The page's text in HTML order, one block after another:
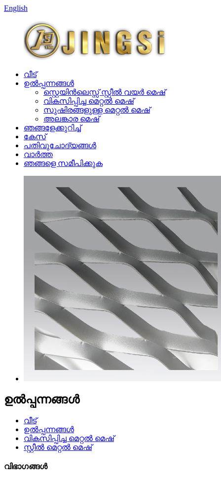
English
വീട്
ഉൽപ്പന്നങ്ങൾ
സ്റ്റെയിൻലെസ്സ് സ്റ്റീൽ വയർ മെഷ്
വികസിപ്പിച്ച മെറ്റൽ മെഷ്
സുഷിരങ്ങളുള്ള മെറ്റൽ മെഷ്
അലങ്കാര മെഷ്
ഞങ്ങളേക്കുറിച്ച്
കേസ്
പതിവുചോദ്യങ്ങൾ
വാർത്ത
ഞങ്ങളെ സമീപിക്കുക
ഉൽപ്പന്നങ്ങൾ
വീട്
ഉൽപ്പന്നങ്ങൾ
വികസിപ്പിച്ച മെറ്റൽ മെഷ്
സ്റ്റീൽ മെറ്റൽ മെഷ്
വിഭാഗങ്ങൾ